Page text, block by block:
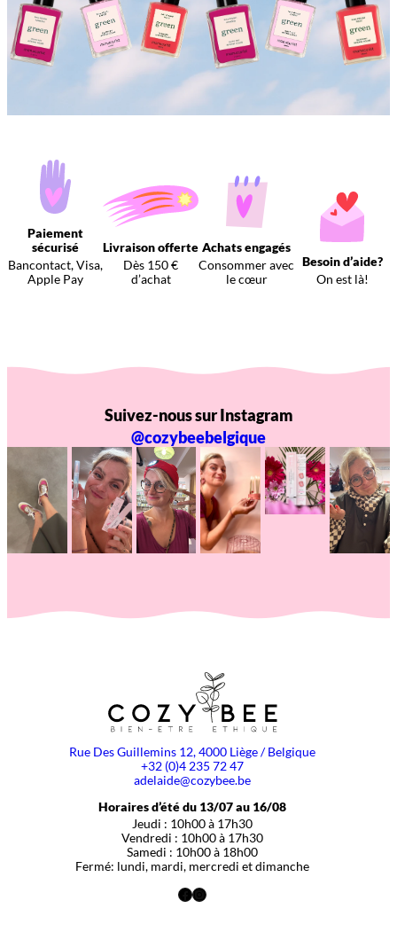
Paiement
sécurisé
Bancontact, Visa,
Apple Pay
Livraison offerte
Dès 150 €
d’achat
Achats engagés
Consommer avec
le cœur
Besoin d’aide?
On est là!
Suivez-nous sur Instagram
@cozybeebelgique
Rue Des Guillemins 12, 4000 Liège / Belgique
+32 (0)4 235 72 47
adelaide@cozybee.be
Horaires d’été du 13/07 au 16/08
Jeudi : 10h00 à 17h30
Vendredi : 10h00 à 17h30
Samedi : 10h00 à 18h00
Fermé: lundi, mardi, mercredi et dimanche
Facebook
Instagram